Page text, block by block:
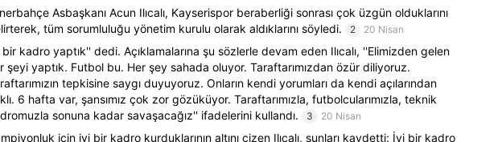
Asbaşkanı Acun Ilıcalı, Kayserispor beraberliği sonrası çok üzgün olduklarını
tüm sorumluluğu yönetim kurulu olarak aldıklarını söyledi.
2 20 Nisan
kadro yaptık'' dedi. Açıklamalarına şu sözlerle devam eden Ilıcalı, ''Elimizden gelen
şeyi yaptık. Futbol bu. Her şey sahada oluyor. Taraftarımızdan özür diliyoruz.
tepkisine saygı duyuyoruz. Onların kendi yorumları da kendi açılarından
6 hafta var, şansımız çok zor gözüküyor. Taraftarımızla, futbolcularımızla, teknik
sonuna kadar savaşacağız'' ifadelerini kullandı.
3 20 Nisan
için iyi bir kadro kurduklarının altını çizen Ilıcalı, şunları kaydetti: İyi bir kadro